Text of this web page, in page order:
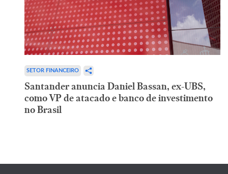
SETOR FINANCEIRO
Santander anuncia Daniel Bassan, ex-UBS,
como VP de atacado e banco de investimento
no Brasil